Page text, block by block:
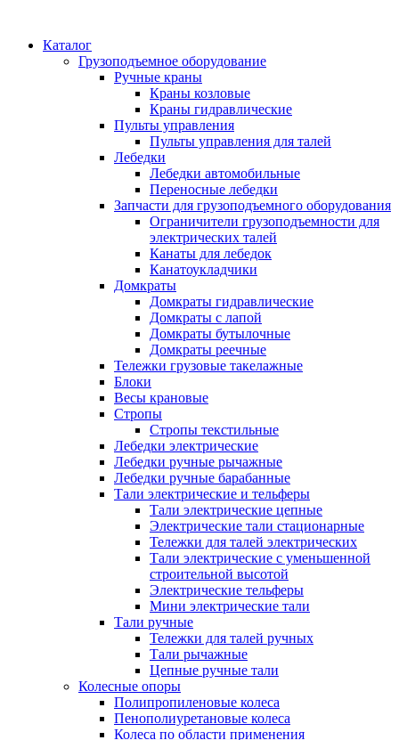
Каталог
Грузоподъемное оборудование
Ручные краны
Краны козловые
Краны гидравлические
Пульты управления
Пульты управления для талей
Лебедки
Лебедки автомобильные
Переносные лебедки
Запчасти для грузоподъемного оборудования
Ограничители грузоподъемности для
электрических талей
Канаты для лебедок
Канатоукладчики
Домкраты
Домкраты гидравлические
Домкраты с лапой
Домкраты бутылочные
Домкраты реечные
Тележки грузовые такелажные
Блоки
Весы крановые
Стропы
Стропы текстильные
Лебедки электрические
Лебедки ручные рычажные
Лебедки ручные барабанные
Тали электрические и тельферы
Тали электрические цепные
Электрические тали стационарные
Тележки для талей электрических
Тали электрические с уменьшенной
строительной высотой
Электрические тельферы
Мини электрические тали
Тали ручные
Тележки для талей ручных
Тали рычажные
Цепные ручные тали
Колесные опоры
Полипропиленовые колеса
Пенополиуретановые колеса
Колеса по области применения